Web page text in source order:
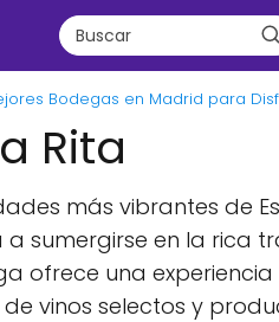
Bodegas en Madrid para
Rita
más vibrantes de
sumergirse en la rica
ofrece una
vinos selectos y